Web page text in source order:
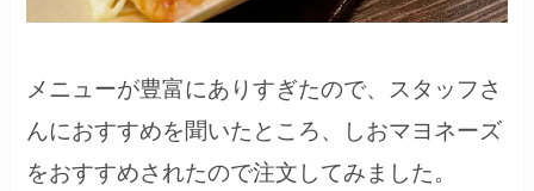
メニューが豊富にありすぎたので、スタッフさ
んにおすすめを聞いたところ、しおマヨネーズ
をおすすめされたので注文してみました。